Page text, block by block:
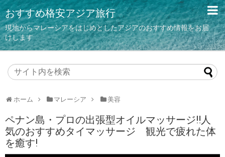
おすすめ格安アジア旅行
現地からマレーシアをはじめとしたアジアのおすすめ情報をお届
けします
ホーム マレーシア 美容
ペナン島・プロの出張型オイルマッサージ‼人
気のおすすめタイマッサージ 観光で疲れた体
を癒す!